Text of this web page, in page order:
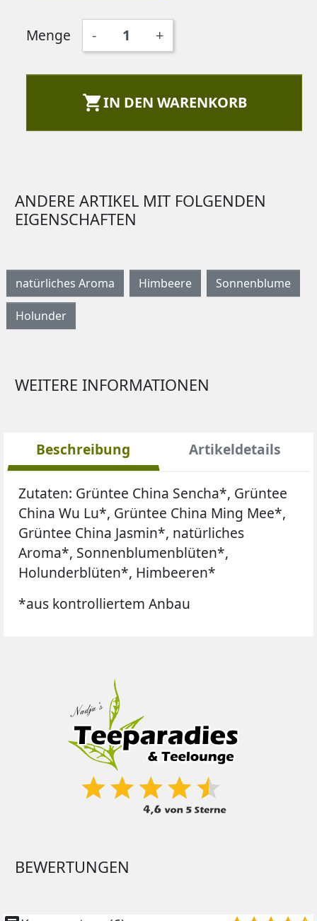
Menge - +
IN DEN WARENKORB
ANDERE ARTIKEL MIT FOLGENDEN
EIGENSCHAFTEN
natürliches Aroma Himbeere Sonnenblume
Holunder
WEITERE INFORMATIONEN
Beschreibung Artikeldetails
Zutaten: Grüntee China Sencha*, Grüntee
China Wu Lu*, Grüntee China Ming Mee*,
Grüntee China Jasmin*, natürliches
Aroma*, Sonnenblumenblüten*,
Holunderblüten*, Himbeeren*
*aus kontrolliertem Anbau
BEWERTUNGEN